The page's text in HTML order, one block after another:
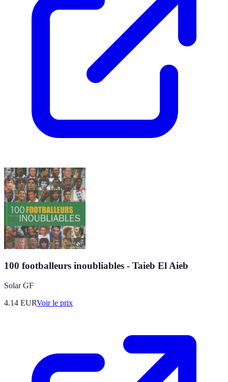
100 footballeurs inoubliables - Taieb El Aieb
Solar GF
4.14 EURVoir le prix